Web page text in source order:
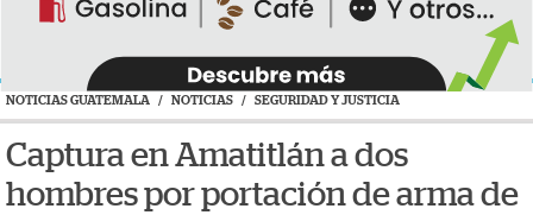
NOTICIAS GUATEMALA / NOTICIAS / SEGURIDAD Y JUSTICIA
Captura en Amatitlán a dos
hombres por portación de arma de